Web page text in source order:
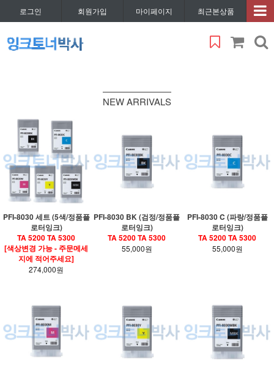
로그인 회원가입 마이페이지 최근본상품
NEW ARRIVALS
PFI-8030 세트 (5색/정품플
로터잉크)
TA 5200 TA 5300
[색상변경 가능 - 주문메세
지에 적어주세요]
274,000원
PFI-8030 BK (검정/정품플
로터잉크)
TA 5200 TA 5300
55,000원
PFI-8030 C (파랑/정품플
로터잉크)
TA 5200 TA 5300
55,000원